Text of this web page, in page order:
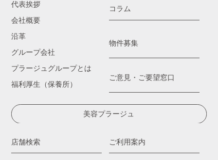
代表挨拶
会社概要
沿革
グループ会社
プラージュグループとは
福利厚生（保養所）
コラム
物件募集
ご意見・ご要望窓口
美容プラージュ
店舗検索 ご利用案内